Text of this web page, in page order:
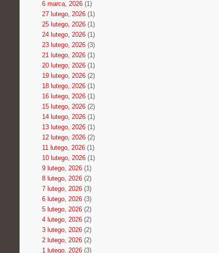
6 marca, 2026(1)
27 lutego, 2026(1)
25 lutego, 2026(1)
24 lutego, 2026(1)
23 lutego, 2026(3)
21 lutego, 2026(1)
20 lutego, 2026(1)
19 lutego, 2026(2)
18 lutego, 2026(1)
16 lutego, 2026(1)
15 lutego, 2026(2)
14 lutego, 2026(1)
13 lutego, 2026(1)
12 lutego, 2026(2)
11 lutego, 2026(1)
10 lutego, 2026(1)
9 lutego, 2026(1)
8 lutego, 2026(2)
7 lutego, 2026(3)
6 lutego, 2026(3)
5 lutego, 2026(2)
4 lutego, 2026(2)
3 lutego, 2026(2)
2 lutego, 2026(2)
1 lutego, 2026(3)